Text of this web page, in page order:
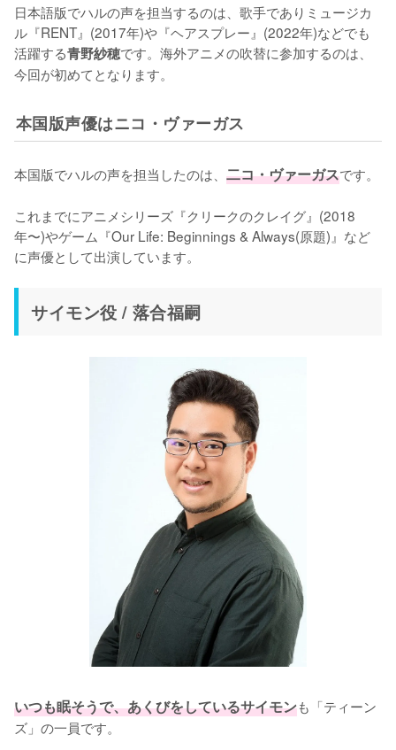
日本語版でハルの声を担当するのは、歌手でありミュージカ
ル『RENT』(2017年)や『ヘアスプレー』(2022年)などでも
活躍する青野紗穂です。海外アニメの吹替に参加するのは、
今回が初めてとなります。
本国版声優はニコ・ヴァーガス
本国版でハルの声を担当したのは、 二コ・ヴァーガスです。
これまでにアニメシリーズ『クリークのクレイグ』(2018
年〜)やゲーム『Our Life: Beginnings & Always(原題)』など
に声優として出演しています。
サイモン役 / 落合福嗣
いつも眠そうで、あくびをしているサイモンも「ティーン
ズ」の一員です。